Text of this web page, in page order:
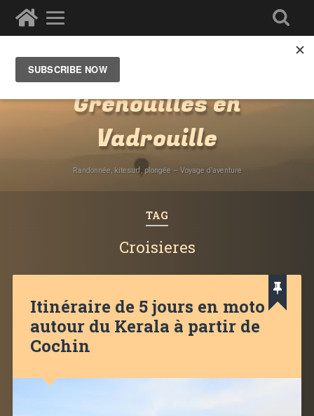
Ze Wandering Frogs -
Grenouilles en
Vadrouille
Randonnée, kitesurf, plongée – Voyage d’aventure
TAG
Croisieres
Itinéraire de 5 jours en moto
autour du Kerala à partir de
Cochin